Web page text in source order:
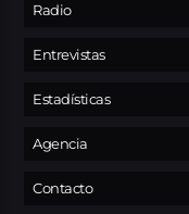
Radio
Entrevistas
Estadísticas
Agencia
Contacto